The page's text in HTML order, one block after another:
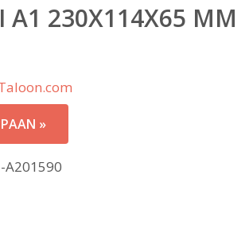
A1 230X114X65 MM
»
A201590